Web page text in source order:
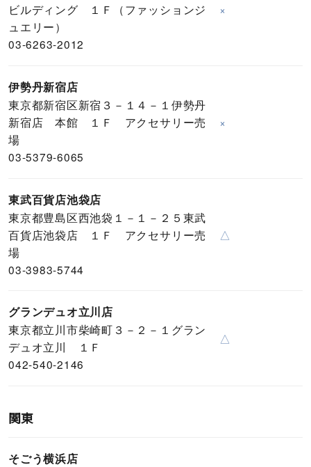
ビルディング １Ｆ（ファッションジ
ュエリー）
03-6263-2012
×
伊勢丹新宿店
東京都新宿区新宿３－１４－１伊勢丹
新宿店 本館 １Ｆ アクセサリー売
場
03-5379-6065
×
東武百貨店池袋店
東京都豊島区西池袋１－１－２５東武
百貨店池袋店 １Ｆ アクセサリー売
場
03-3983-5744
△
グランデュオ立川店
東京都立川市柴崎町３－２－１グラン
デュオ立川 １Ｆ
042-540-2146
△
関東
そごう横浜店